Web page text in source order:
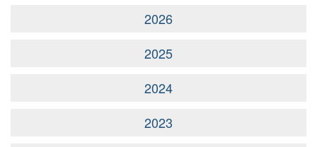
2026
2025
2024
2023